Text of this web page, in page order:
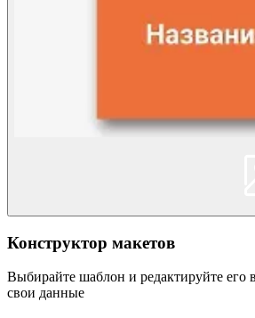
Конструктор макетов
Выбирайте шаблон и редактируйте его
свои данные